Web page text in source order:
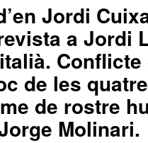
Jordi
a Jordi
Conflicte
de les
de rostre
Molinari.